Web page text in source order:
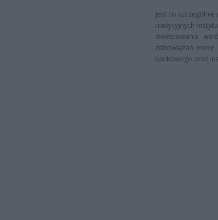
Jest to
tradycyjnych
inwestowania
zobowiązań może
bankowego oraz